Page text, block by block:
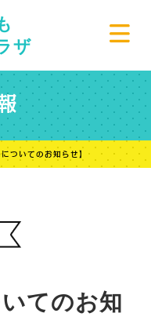
ザ
ついてのお知らせ】
てのお知